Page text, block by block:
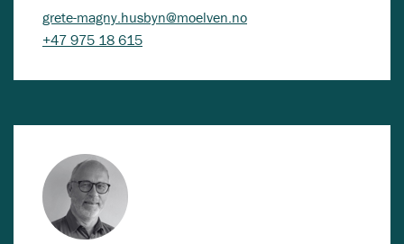
grete-magny.husbyn@moelven.no
+47 975 18 615